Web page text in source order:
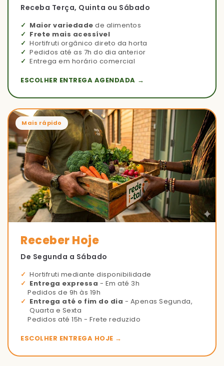
Receba Terça, Quinta ou Sábado
Maior variedade de alimentos
Frete mais acessível
Hortifruti orgânico direto da horta
Pedidos até as 7h do dia anterior
Entrega em horário comercial
ESCOLHER ENTREGA AGENDADA →
Mais rápido
Receber Hoje
De Segunda a Sábado
Hortifruti mediante disponibilidade
Entrega expressa - Em até 3h
Pedidos de 9h às 19h
Entrega até o fim do dia - Apenas Segunda,
Quarta e Sexta
Pedidos até 15h - Frete reduzido
ESCOLHER ENTREGA HOJE →